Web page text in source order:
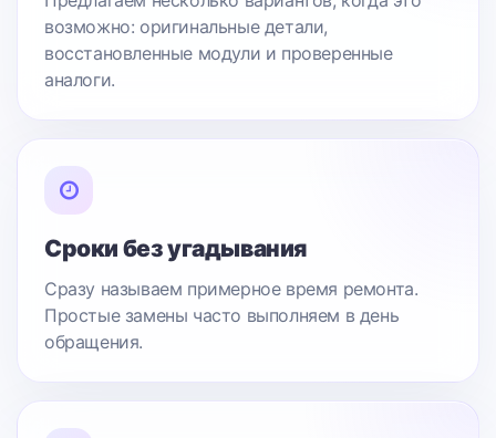
возможно: оригинальные детали,
восстановленные модули и проверенные
аналоги.
Сроки без угадывания
Сразу называем примерное время ремонта.
Простые замены часто выполняем в день
обращения.